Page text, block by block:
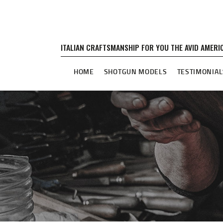
ITALIAN CRAFTSMANSHIP FOR YOU THE AVID
HOME SHOTGUN MODELS